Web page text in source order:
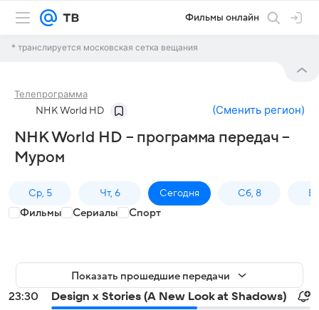
Фильмы онлайн
* транслируется московская сетка вещания
Телепрограмма
NHK World HD (Сменить регион)
NHK World HD – программа передач –
Муром
Ср, 5 Чт, 6 Сегодня Сб, 8
Фильмы Сериалы Спорт
Показать прошедшие передачи
23:30
Design x Stories (A New Look at Shadows)